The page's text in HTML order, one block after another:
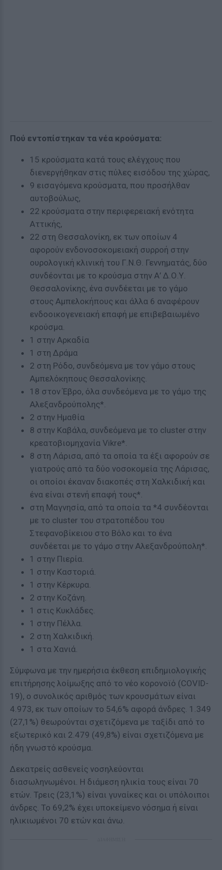
Πού εντοπίστηκαν τα νέα κρούσματα:
15 κρούσματα κατά τους ελέγχους που
διενεργήθηκαν στις πύλες εισόδου της χώρας,
9 εισαγόμενα κρούσματα, που προσήλθαν
αυτοβούλως,
22 κρούσματα στην περιφερειακή ενότητα
Αττικής,
22 στη Θεσσαλονίκη, εκ των οποίων 4
αφορούν ενδονοσοκομειακή συρροή στην
ουρολογική κλινική του Γ.Ν.Θ. Γεννηματάς, δύο
συνδέονται με το κρούσμα στην Α’ Δ.Ο.Υ.
Θεσσαλονίκης, ένα συνδέεται με το γάμο
στους Αμπελοκήπους και άλλα 6 αναφέρουν
ενδοοικογενειακή επαφή με επιβεβαιωμένο
κρούσμα.
1 στην Αρκαδία
1 στη Δράμα
2 στη Ρόδο, συνδεόμενα με τον γάμο στους
Αμπελόκηπους Θεσσαλονίκης.
18 στον Έβρο, όλα συνδεόμενα με το γάμο της
Αλεξανδρούπολης*.
2 στην Ημαθία
8 στην Καβάλα, συνδεόμενα με το cluster στην
κρεατοβιομηχανία Vikre*.
8 στη Λάρισα, από τα οποία τα έξι αφορούν σε
γιατρούς από τα δύο νοσοκομεία της Λάρισας,
οι οποίοι έκαναν διακοπές στη Χαλκιδική και
ένα είναι στενή επαφή τους*.
στη Μαγνησία, από τα οποία τα *4 συνδέονται
με το cluster του στρατοπέδου του
Στεφανοβίκειου στο Βόλο και το ένα
συνδέεται με το γάμο στην Αλεξανδρούπολη*.
1 στην Πιερία.
1 στην Καστοριά.
1 στην Κέρκυρα.
2 στην Κοζάνη.
1 στις Κυκλάδες.
1 στην Πέλλα.
2 στη Χαλκιδική.
1 στα Χανιά.
Σύμφωνα με την ημερήσια έκθεση επιδημιολογικής
επιτήρησης λοίμωξης από το νέο κορονοϊό (COVID-
19), ο συνολικός αριθμός των κρουσμάτων είναι
4.973, εκ των οποίων το 54,6% αφορά άνδρες. 1.349
(27,1%) θεωρούνται σχετιζόμενα με ταξίδι από το
εξωτερικό και 2.479 (49,8%) είναι σχετιζόμενα με
ήδη γνωστό κρούσμα.
Δεκατρείς ασθενείς νοσηλεύονται
διασωληνωμένοι. Η διάμεση ηλικία τους είναι 70
ετών. Τρεις (23,1%) είναι γυναίκες και οι υπόλοιποι
άνδρες. To 69,2% έχει υποκείμενο νόσημα ή είναι
ηλικιωμένοι 70 ετών και άνω.